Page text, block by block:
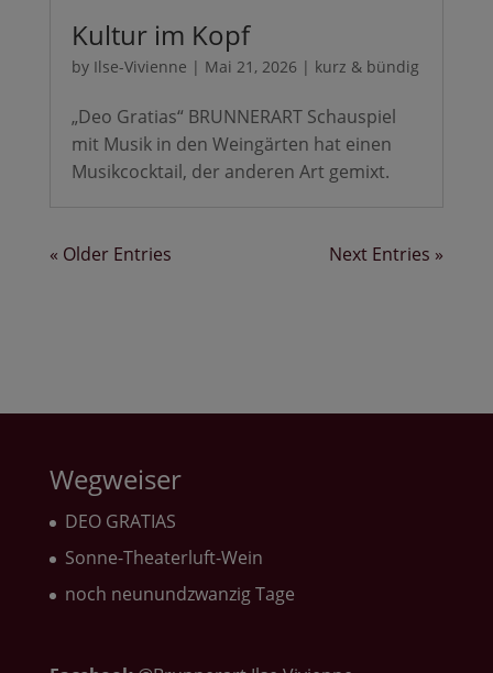
Kultur im Kopf
by Ilse-Vivienne | Mai 21, 2026 | kurz & bündig
„Deo Gratias“ BRUNNERART Schauspiel
mit Musik in den Weingärten hat einen
Musikcocktail, der anderen Art gemixt.
« Older Entries Next Entries »
Wegweiser
DEO GRATIAS
Sonne-Theaterluft-Wein
noch neunundzwanzig Tage